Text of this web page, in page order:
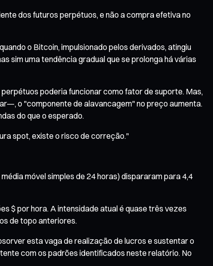
dos futuros perpétuos, e não a compra efetiva no
o Bitcoin, impulsionado pelos derivados, atingiu
sim uma tendência gradual que se prolonga há várias
poderia funcionar como fator de suporte. Mas,
o "componente de alavancagem" no preço aumenta.
do que o esperado.
spot, existe o risco de correção."
móvel simples de 24 horas) dispararam para 4,4
$ por hora. A intensidade atual é quase três vezes
de topo anteriores.
esta vaga de realização de lucros e sustentar o
com os padrões identificados neste relatório. No